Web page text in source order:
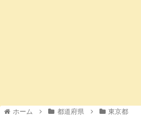
ホーム 都道府県 東京都